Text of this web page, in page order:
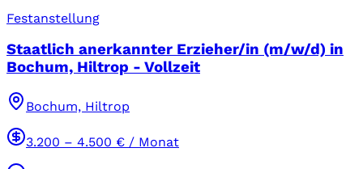
Festanstellung
Staatlich anerkannter Erzieher/in (m/w/d) in
Bochum, Hiltrop - Vollzeit
Bochum, Hiltrop
3.200 – 4.500 € / Monat